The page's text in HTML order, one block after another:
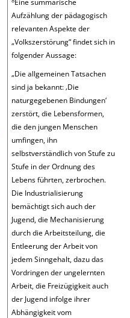
Eine summarische
Aufzählung der pädagogisch
relevanten Aspekte der
„Volkszerstörung“findet sich in
folgender Aussage:
„Die allgemeinen Tatsachen
sind ja bekannt:‚Die
naturgegebenen Bindungen‘
zerstört, die Lebensformen,
die den jungen Menschen
umfingen, ihn
selbstverständlich von Stufe zu
Stufe in der Ordnung des
Lebens führten, zerbrochen.
Die Industrialisierung
bemächtigt sich auch der
Jugend, die Mechanisierung
durch die Arbeitsteilung, die
Entleerung der Arbeit von
jedem Sinngehalt, dazu das
Vordringen der ungelernten
Arbeit, die Freizügigkeit auch
der Jugend infolge ihrer
Abhängigkeit vom